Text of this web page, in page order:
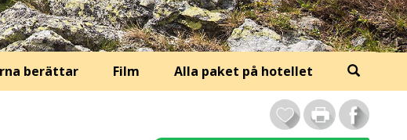
berättar Film Alla paket på hotellet